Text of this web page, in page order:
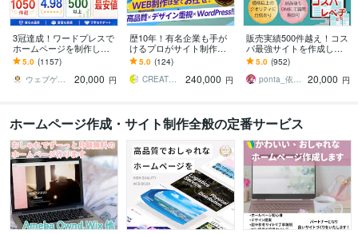
3冠達成！ワードプレスで
ホームページを制作しま
す WEB制作＆デザイン部
門1位（販売数・評価数・
お気に入り数）
5.0 (1157)
ウェブゲート
20,000 円
歴10年！有名企業も手が
けるプロがサイト制作し
ます 初心者でも安心★ヒ
アリング重視・要望に沿
って柔軟に対応可能
5.0 (124)
CREATORSZERO
240,000 円
販売実績500件越え！コス
パ最強サイトを作成しま
す 起業、副業、ブログ！
WPで更新楽々！オリジナ
ルデザイン可能
5.0 (952)
ponta_依頼多数のため返信遅れます
20,000 円
ホームページ作成・サイト制作全般の定番サービス